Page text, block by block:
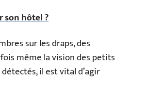
son hôtel ?
sur les draps, des
même la vision des petits
il est vital d’agir